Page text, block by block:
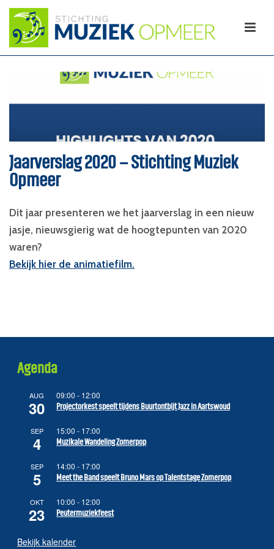
Jaarverslag 2020 – Stichting Muziek
Opmeer
Dit jaar presenteren we het jaarverslag in een nieuw
jasje, nieuwsgierig wat de hoogtepunten van 2020
waren?
Bekijk hier de animatiefilm.
Agenda
AUG
30
09:00 - 12:00
Projectorkest speelt tijdens Buurtontbijt Jazz in Aartswoud
SEP
4
15:00 - 17:00
Muzikale Wandeling Zomerpop
SEP
5
14:00 - 17:00
Meet the Band speelt Bruno Mars op Talentstage Zomerpop
OKT
23
10:00 - 12:00
Peutermuziekfeest
Bekijk kalender